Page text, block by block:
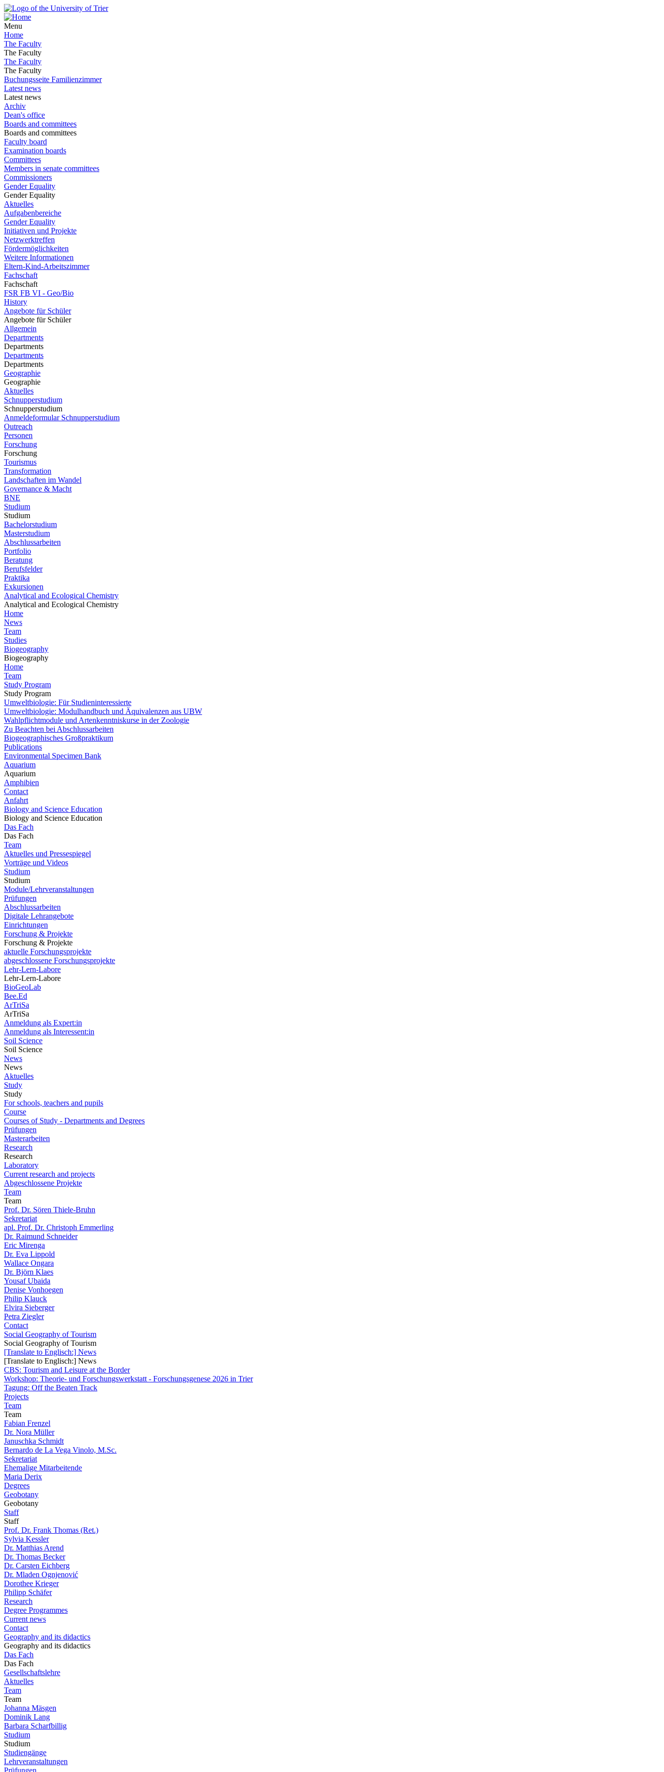
Menu
Home
The Faculty
The Faculty
The Faculty
The Faculty
Buchungsseite Familienzimmer
Latest news
Latest news
Archiv
Dean's office
Boards and committees
Boards and committees
Faculty board
Examination boards
Committees
Members in senate committees
Commissioners
Gender Equality
Gender Equality
Aktuelles
Aufgabenbereiche
Gender Equality
Initiativen und Projekte
Netzwerktreffen
Fördermöglichkeiten
Weitere Informationen
Eltern-Kind-Arbeitszimmer
Fachschaft
Fachschaft
FSR FB VI - Geo/Bio
History
Angebote für Schüler
Angebote für Schüler
Allgemein
Departments
Departments
Departments
Departments
Geographie
Geographie
Aktuelles
Schnupperstudium
Schnupperstudium
Anmeldeformular Schnupperstudium
Outreach
Personen
Forschung
Forschung
Tourismus
Transformation
Landschaften im Wandel
Governance & Macht
BNE
Studium
Studium
Bachelorstudium
Masterstudium
Abschlussarbeiten
Portfolio
Beratung
Berufsfelder
Praktika
Exkursionen
Analytical and Ecological Chemistry
Analytical and Ecological Chemistry
Home
News
Team
Studies
Biogeography
Biogeography
Home
Team
Study Program
Study Program
Umweltbiologie: Für Studieninteressierte
Umweltbiologie: Modulhandbuch und Äquivalenzen aus UBW
Wahlpflichtmodule und Artenkenntniskurse in der Zoologie
Zu Beachten bei Abschlussarbeiten
Biogeographisches Großpraktikum
Publications
Environmental Specimen Bank
Aquarium
Aquarium
Amphibien
Contact
Anfahrt
Biology and Science Education
Biology and Science Education
Das Fach
Das Fach
Team
Aktuelles und Pressespiegel
Vorträge und Videos
Studium
Studium
Module/Lehrveranstaltungen
Prüfungen
Abschlussarbeiten
Digitale Lehrangebote
Einrichtungen
Forschung & Projekte
Forschung & Projekte
aktuelle Forschungsprojekte
abgeschlossene Forschungsprojekte
Lehr-Lern-Labore
Lehr-Lern-Labore
BioGeoLab
Bee.Ed
ArTriSa
ArTriSa
Anmeldung als Expert:in
Anmeldung als Interessent:in
Soil Science
Soil Science
News
News
Aktuelles
Study
Study
For schools, teachers and pupils
Course
Courses of Study - Departments and Degrees
Prüfungen
Masterarbeiten
Research
Research
Laboratory
Current research and projects
Abgeschlossene Projekte
Team
Team
Prof. Dr. Sören Thiele-Bruhn
Sekretariat
apl. Prof. Dr. Christoph Emmerling
Dr. Raimund Schneider
Eric Mirenga
Dr. Eva Lippold
Wallace Ongara
Dr. Björn Klaes
Yousaf Ubaida
Denise Vonhoegen
Philip Klauck
Elvira Sieberger
Petra Ziegler
Contact
Social Geography of Tourism
Social Geography of Tourism
[Translate to Englisch:] News
[Translate to Englisch:] News
CBS: Tourism and Leisure at the Border
Workshop: Theorie- und Forschungswerkstatt - Forschungsgenese 2026 in Trier
Tagung: Off the Beaten Track
Projects
Team
Team
Fabian Frenzel
Dr. Nora Müller
Januschka Schmidt
Bernardo de La Vega Vinolo, M.Sc.
Sekretariat
Ehemalige Mitarbeitende
Maria Derix
Degrees
Geobotany
Geobotany
Staff
Staff
Prof. Dr. Frank Thomas (Ret.)
Sylvia Kessler
Dr. Matthias Arend
Dr. Thomas Becker
Dr. Carsten Eichberg
Dr. Mladen Ognjenović
Dorothee Krieger
Philipp Schäfer
Research
Degree Programmes
Current news
Contact
Geography and its didactics
Geography and its didactics
Das Fach
Das Fach
Gesellschaftslehre
Aktuelles
Team
Team
Johanna Mäsgen
Dominik Lang
Barbara Scharfbillig
Studium
Studium
Studiengänge
Lehrveranstaltungen
Prüfungen